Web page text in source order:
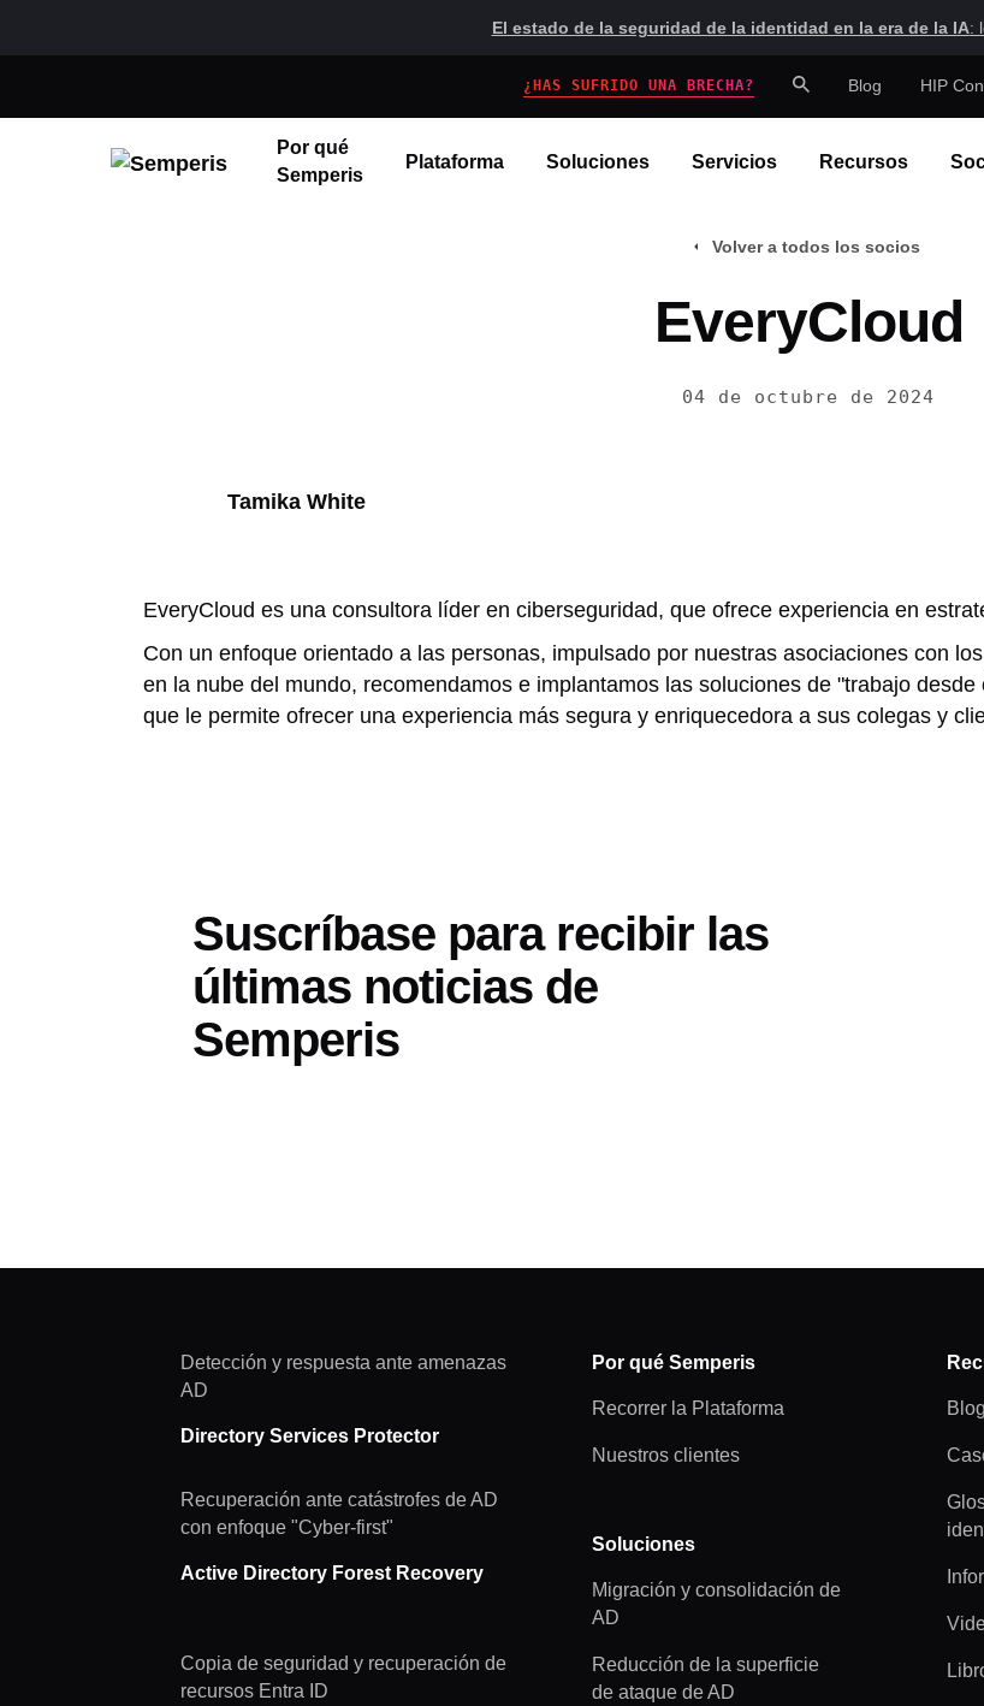
El estado de la seguridad de la identidad en la era de la IA:
Por qué
Semperis
Plataforma Soluciones Servicios Recursos
¿HAS SUFRIDO UNA BRECHA? Blog HIP
Volver a todos los socios
EveryCloud
04 de octubre de 2024
Tamika White
EveryCloud es una consultora líder en ciberseguridad, que ofrece experiencia en
Con un enfoque orientado a las personas, impulsado por nuestras asociaciones con
en la nube del mundo, recomendamos e implantamos las soluciones de "trabajo
que le permite ofrecer una experiencia más segura y enriquecedora a sus colegas y
Suscríbase para recibir las
últimas noticias de
Semperis
Detección y respuesta ante amenazas
AD
Directory Services Protector
Recuperación ante catástrofes de AD
con enfoque "Cyber-first"
Active Directory Forest Recovery
Copia de seguridad y recuperación de
recursos Entra ID
Por qué Semperis
Recorrer la Plataforma
Nuestros clientes
Soluciones
Migración y consolidación de
AD
Reducción de la superficie
de ataque de AD
Blog